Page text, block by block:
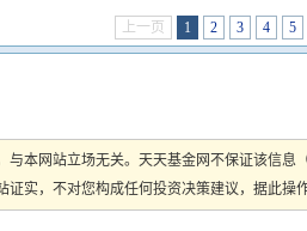
上一页 1 2 3 4 5
本网站立场无关。天天基金网不保证该信
实，不对您构成任何投资决策建议，据此操